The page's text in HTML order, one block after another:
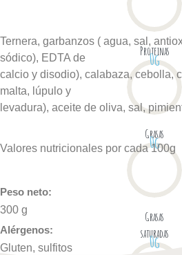
Proteinas
0g
Grasas
0g
Grasas
saturadas
0g
Ternera, garbanzos ( agua, sal,
sódico), EDTA de
calcio y disodio), calabaza, cebolla,
malta, lúpulo y
levadura), aceite de oliva, sal,
Valores nutricionales por cada 100g
Peso neto:
300 g
Alérgenos:
Gluten, sulfitos